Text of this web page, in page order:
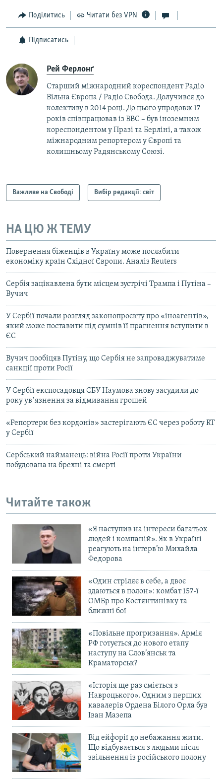
Поділитись Читати без VPN
Підписатись
Рей Ферлонґ
Старший міжнародний кореспондент Радіо
Вільна Європа / Радіо Свобода. Долучився до
колективу в 2014 році. До цього упродовж 17
років співпрацював із BBC – був іноземним
кореспондентом у Празі та Берліні, а також
міжнародним репортером у Європі та
колишньому Радянському Союзі.
Важливе на Свободі Вибір редакції: світ
НА ЦЮ Ж ТЕМУ
Повернення біженців в Україну може послабити
економіку країн Східної Європи. Аналіз Reuters
Сербія зацікавлена ​​бути місцем зустрічі Трампа і Путіна –
Вучич
У Сербії почали розгляд законопроєкту про «іноагентів»,
який може поставити під сумнів її прагнення вступити в
ЄС
Вучич пообіцяв Путіну, що Сербія не запроваджуватиме
санкції проти Росії
У Сербії експосадовця СБУ Наумова знову засудили до
року увʼязнення за відмивання грошей
«Репортери без кордонів» застерігають ЄС через роботу RT
у Сербії
Сербський найманець: війна Росії проти України
побудована на брехні та смерті
Читайте також
«Я наступив на інтереси багатьох
людей і компаній». Як в Україні
реагують на інтерв’ю Михайла
Федорова
«Один стріляє в себе, а двоє
здаються в полон»: комбат 157-ї
ОМБр про Костянтинівку та
ближні бої
«Повільне прогризання». Армія
РФ готується до нового етапу
наступу на Слов’янськ та
Краматорськ?
«Історія ще раз сміється з
Навроцького». Одним з перших
кавалерів Ордена Білого Орла був
Іван Мазепа
Від ейфорії до небажання жити.
Що відбувається з людьми після
звільнення із російського полону